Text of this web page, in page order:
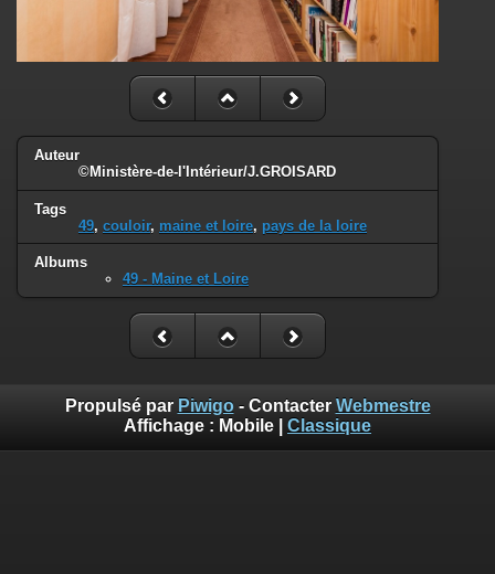
Auteur
©Ministère-de-l'Intérieur/J.GROISARD
Tags
49, couloir, maine et loire, pays de la loire
Albums
49 - Maine et Loire
Propulsé par Piwigo- Contacter Webmestre
Affichage : Mobile Classique